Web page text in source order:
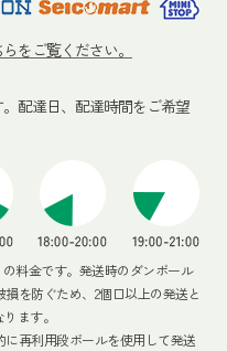
をご覧ください。
配達日、配達時間をご希望
料金です。発送時のダンボール
を防ぐため、2個口以上の発送と
ます。
再利用段ボールを使用して発送